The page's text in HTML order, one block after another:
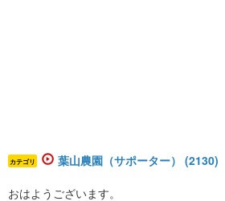
カテゴリ 葉山農園（サポーター） (2130)
おはようございます。